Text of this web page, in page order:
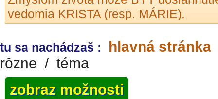
vedomia KRISTA (resp. MÁRIE).
tu sa nachádzaš : hlavná stránka
rôzne / téma
zobraz možnosti